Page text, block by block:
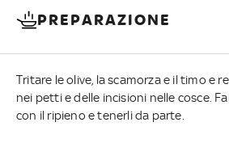
PREPARAZIONE
Tritare le olive, la scamorza e il timo e
nei petti e delle incisioni nelle cosce.
con il ripieno e tenerli da parte.